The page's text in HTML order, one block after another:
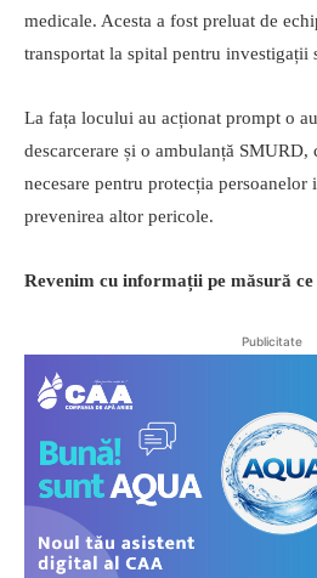
medicale. Acesta a fost preluat de
transportat la spital pentru investigații
La fața locului au acționat prompt o
descarcerare și o ambulanță SMURD,
necesare pentru protecția persoanelor
prevenirea altor pericole.
Revenim cu informații pe măsură ce
Publicitate